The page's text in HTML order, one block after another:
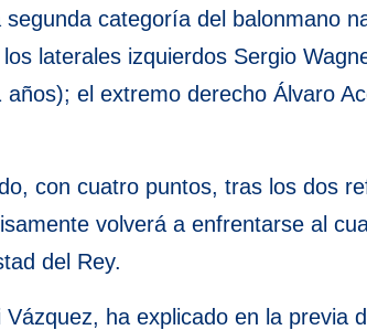
categoría del balonmano
laterales izquierdos Sergio
el extremo derecho Álvaro
con cuatro puntos, tras los dos
volverá a enfrentarse al
del Rey.
ha explicado en la previa